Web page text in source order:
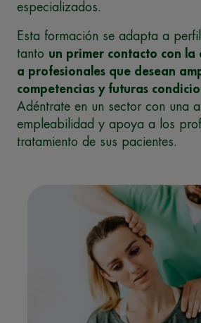
especializados.
Esta formación se adapta a
tanto un primer contacto con la
a profesionales que desean
competencias y futuras
Adéntrate en un sector con una
empleabilidad y apoya a los
tratamiento de sus pacientes.